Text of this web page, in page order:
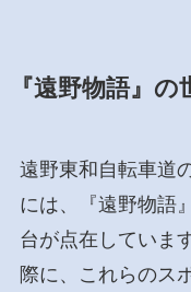
『遠野物語』
遠野東和自転車道
には、『遠野物語
台が点在していま
際に、これらのス